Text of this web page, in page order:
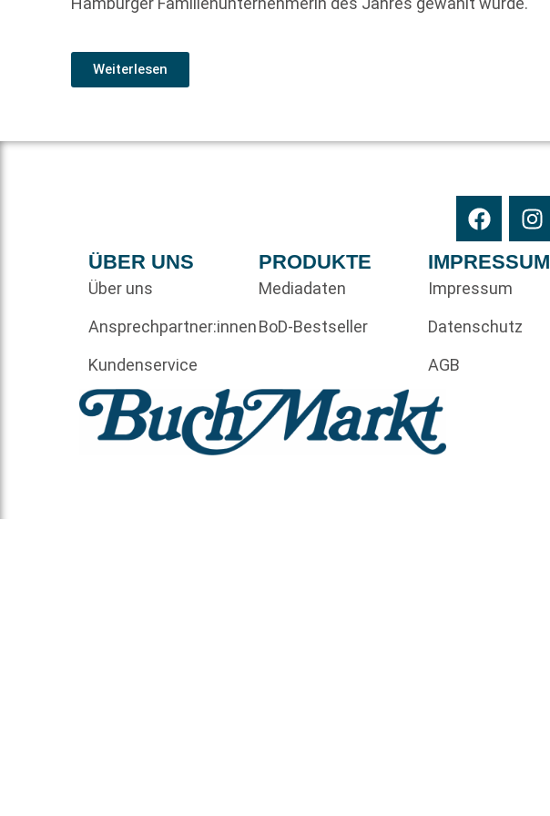
Weiterlesen
ÜBER UNS
Über uns
Ansprechpartner:innen
Kundenservice
PRODUKTE
Mediadaten
BoD-Bestseller
IMPRESSUM
Impressum
Datenschutz
AGB